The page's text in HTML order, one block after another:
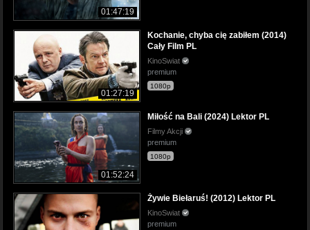
01:47:19
01:27:19
Kochanie, chyba cię zabiłem (2014)
Cały Film PL
KinoSwiat
premium
1080p
01:52:24
Miłość na Bali (2024) Lektor PL
Filmy Akcji
premium
1080p
Żywie Biełaruś! (2012) Lektor PL
KinoSwiat
premium